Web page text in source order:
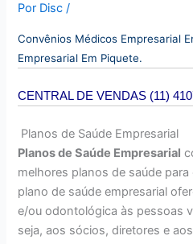
Por Disc/
Convênios Médicos Empresarial
Empresarial Em Piquete.
CENTRAL DE VENDAS (11)
Planos de Saúde Empresarial
Planos de Saúde Empresarial
melhores planos de saúde
plano de saúde empresarial
e/ou odontológica às pessoas
seja, aos sócios, diretores e